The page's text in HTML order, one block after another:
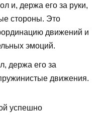
и, держа его за руки,
стороны. Это
движений и
эмоций.
держа его за
движения.
успешно